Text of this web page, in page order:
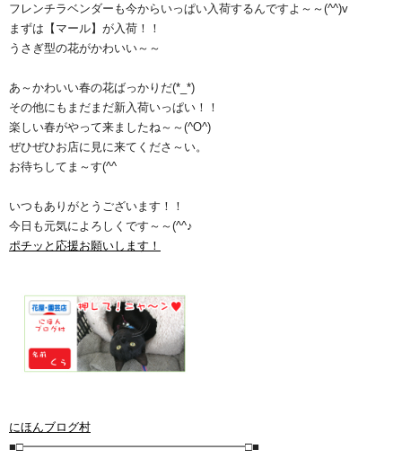
フレンチラベンダーも今からいっぱい入荷するんですよ～～(^^)v
まずは【マール】が入荷！！
うさぎ型の花がかわいい～～
あ～かわいい春の花ばっかりだ(*_*)
その他にもまだまだ新入荷いっぱい！！
楽しい春がやって来ましたね～～(^O^)
ぜひぜひお店に見に来てくださ～い。
お待ちしてま～す(^^ゞ
いつもありがとうございます！！
今日も元気によろしくです～～(^^♪
ポチッと応援お願いします！
にほんブログ村
■□━━━━━━━━━━━━━━━━━━━□■